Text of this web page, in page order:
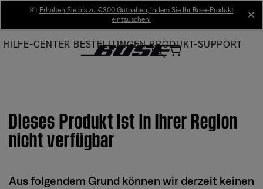
Main
💶 Erhalten Sie bis zu €300 Guthaben, indem Sie Ihr Bose-Produkt
eintauschen!
HILFE-CENTER BESTELLUNGEN PRODUKT-SUPPORT
Dieses Produkt ist in Ihrer Region
nicht verfügbar
Aus folgendem Grund können wir derzeit keinen